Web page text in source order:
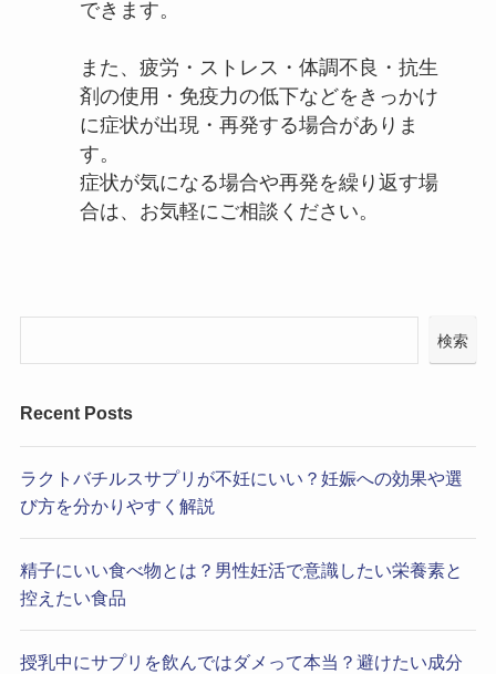
できます。
また、疲労・ストレス・体調不良・抗生
剤の使用・免疫力の低下などをきっかけ
に症状が出現・再発する場合がありま
す。
症状が気になる場合や再発を繰り返す場
合は、お気軽にご相談ください。
検索
Recent Posts
ラクトバチルスサプリが不妊にいい？妊娠への効果や選
び方を分かりやすく解説
精子にいい食べ物とは？男性妊活で意識したい栄養素と
控えたい食品
授乳中にサプリを飲んではダメって本当？避けたい成分